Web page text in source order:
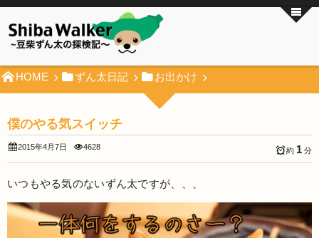
HOME ずん太日記 お出かけ
僕のやる気スイッチ
2015年4月7日 4628 約 1 分
いつもやる気のないずん太ですが、、、